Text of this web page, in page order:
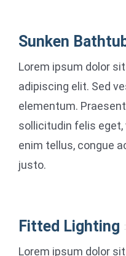
Sunken
Lorem ipsum dolor
adipiscing elit. Sed
elementum.
sollicitudin felis eget,
enim tellus, congue
justo.
Fitted Lighting
Lorem ipsum dolor